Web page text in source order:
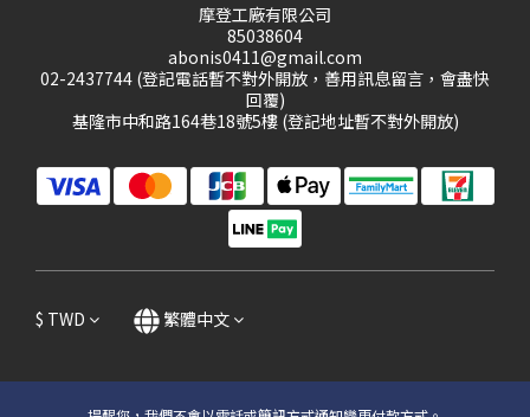
摩登工廠有限公司
85038604
abonis0411@gmail.com
02-2437744 (登記電話暫不對外開放，善用訊息留言，會盡快
回覆)
基隆市中和路164巷18號5樓 (登記地址暫不對外開放)
$ TWD 繁體中文